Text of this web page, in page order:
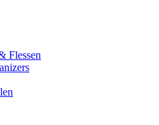
Flessen